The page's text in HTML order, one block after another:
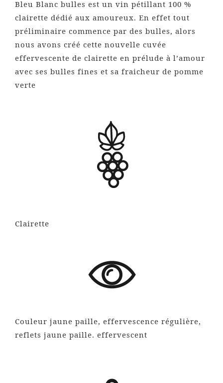
Bleu Blanc bulles est un vin pétillant 100 %
clairette dédié aux amoureux. En effet tout
préliminaire commence par des bulles, alors
nous avons créé cette nouvelle cuvée
effervescente de clairette en prélude à l’amour
avec ses bulles fines et sa fraicheur de pomme
verte
Clairette
Couleur jaune paille, effervescence régulière,
reflets jaune paille. effervescent